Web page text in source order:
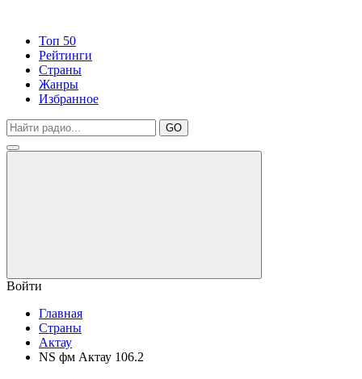
Топ 50
Рейтинги
Страны
Жанры
Избранное
GO
Войти
Главная
Страны
Актау
NS фм Актау 106.2